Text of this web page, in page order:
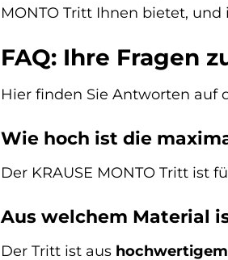
MONTO Tritt Ihnen bietet,
FAQ: Ihre Fragen
Hier finden Sie Antworten auf
Wie hoch ist die
Der KRAUSE MONTO Tritt ist
Aus welchem Material
Der Tritt ist aus